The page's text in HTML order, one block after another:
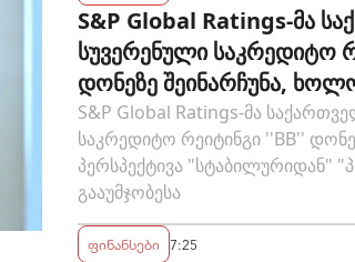
S&P Global Ratings-მა
სუვერენული საკრედიტო
დონეზე შეინარჩუნა,
"სტაბილურიდან"
გააუმჯობესა
S&P Global Ratings-მა
საკრედიტო რეიტინგი ''BB''
პერსპექტივა "სტაბილურიდან"
გააუმჯობესა
ფინანსები 7:25